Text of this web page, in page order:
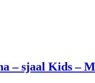
– sjaal Kids –